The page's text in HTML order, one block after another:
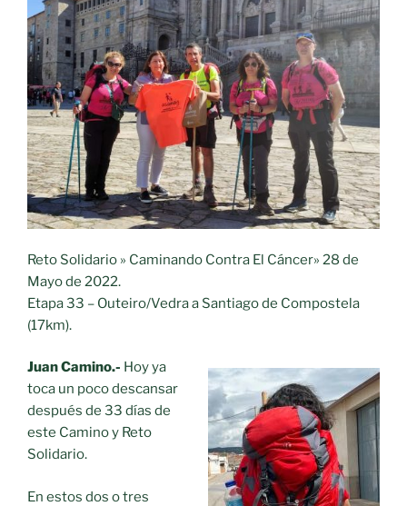
3
de
junio
2022
último
día
para
hacer
tu
donativo.»
Reto Solidario » Caminando Contra El Cáncer» 28 de
Mayo de 2022.
Etapa 33 – Outeiro/Vedra a Santiago de Compostela
(17km).
Juan Camino.- Hoy ya
toca un poco descansar
después de 33 días de
este Camino y Reto
Solidario.
En estos dos o tres